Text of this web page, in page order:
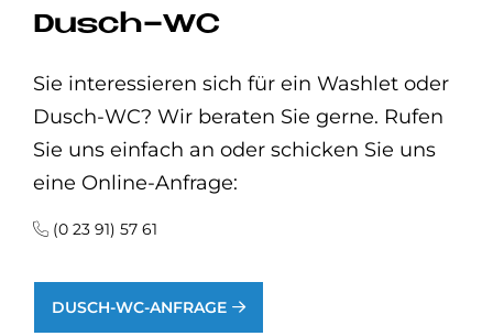
Dusch-WC
Sie interessieren sich für ein Washlet oder
Dusch-WC? Wir beraten Sie gerne. Rufen
Sie uns einfach an oder schicken Sie uns
eine Online-Anfrage:
(0 23 91) 57 61
DUSCH-WC-ANFRAGE